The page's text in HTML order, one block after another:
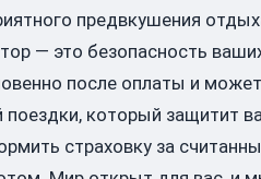
предвкушения
— это безопасность
после оплаты и
который защитит
страховку за